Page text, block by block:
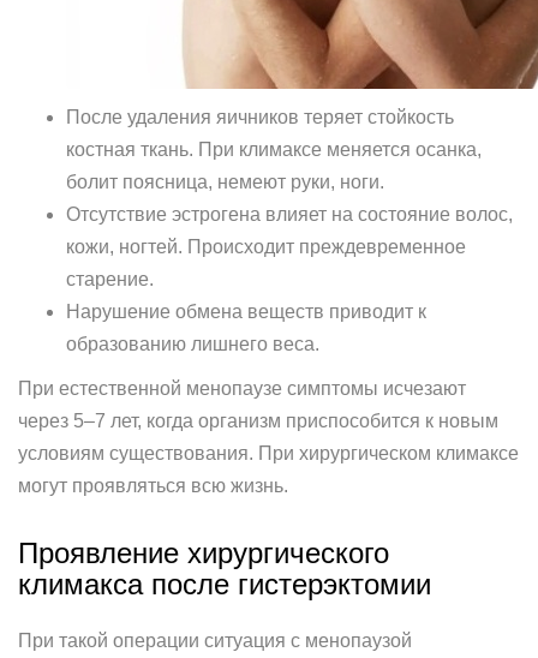
После удаления яичников теряет стойкость
костная ткань. При климаксе меняется осанка,
болит поясница, немеют руки, ноги.
Отсутствие эстрогена влияет на состояние волос,
кожи, ногтей. Происходит преждевременное
старение.
Нарушение обмена веществ приводит к
образованию лишнего веса.
При естественной менопаузе симптомы исчезают
через 5–7 лет, когда организм приспособится к новым
условиям существования. При хирургическом климаксе
могут проявляться всю жизнь.
Проявление хирургического
климакса после гистерэктомии
При такой операции ситуация с менопаузой